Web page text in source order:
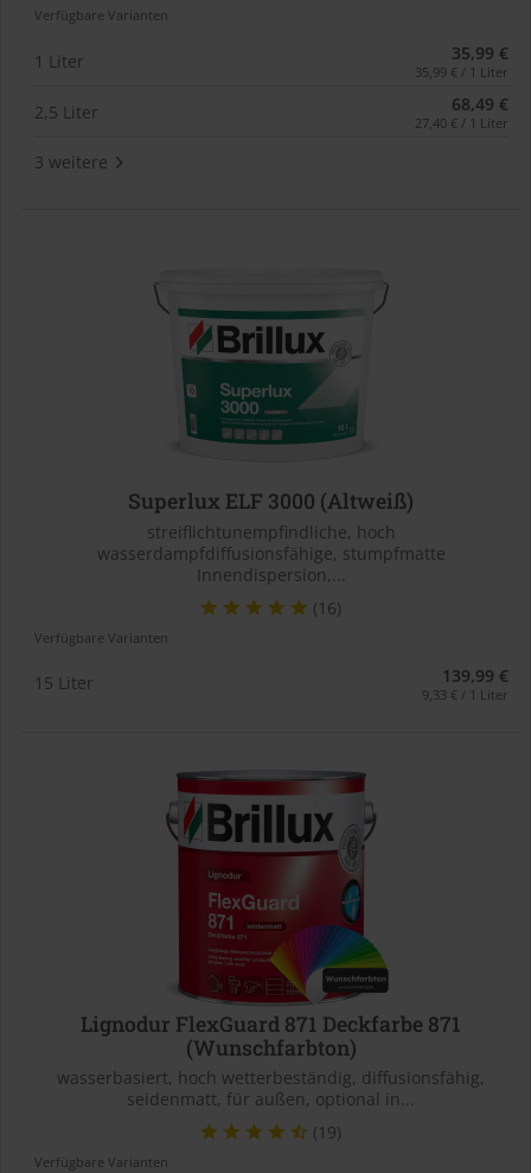
Verfügbare Varianten
1 Liter 35,99 €
35,99 € / 1 Liter
2,5 Liter 68,49 €
27,40 € / 1 Liter
3 weitere
Superlux ELF 3000 (Altweiß)
streiflichtunempfindliche, hoch
wasserdampfdiffusionsfähige, stumpfmatte
Innendispersion,...
(16)
Verfügbare Varianten
15 Liter 139,99 €
9,33 € / 1 Liter
Lignodur FlexGuard 871 Deckfarbe 871
(Wunschfarbton)
wasserbasiert, hoch wetterbeständig, diffusionsfähig,
seidenmatt, für außen, optional in...
(19)
Verfügbare Varianten